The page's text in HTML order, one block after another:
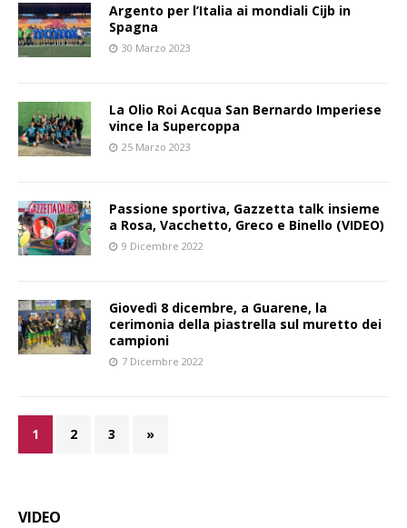
Argento per l’Italia ai mondiali Cijb in
Spagna
30 Marzo 2023
La Olio Roi Acqua San Bernardo Imperiese
vince la Supercoppa
25 Marzo 2023
Passione sportiva, Gazzetta talk insieme
a Rosa, Vacchetto, Greco e Binello (VIDEO)
9 Dicembre 2022
Giovedì 8 dicembre, a Guarene, la
cerimonia della piastrella sul muretto dei
campioni
7 Dicembre 2022
1 2 3 »
VIDEO